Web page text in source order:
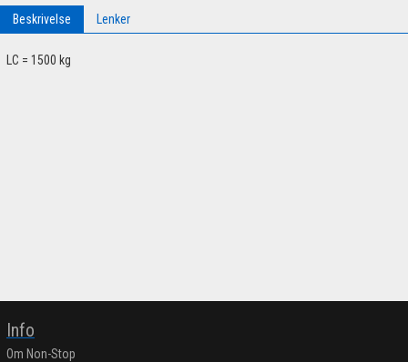
Beskrivelse Lenker
LC = 1500 kg
Info
Om Non-Stop